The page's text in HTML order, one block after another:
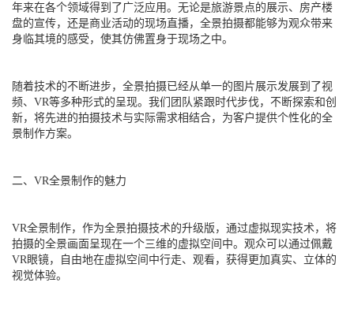
年来在各个领域得到了广泛应用。无论是旅游景点的展示、房产楼
盘的宣传，还是商业活动的现场直播，全景拍摄都能够为观众带来
身临其境的感受，使其仿佛置身于现场之中。
随着技术的不断进步，全景拍摄已经从单一的图片展示发展到了视
频、VR等多种形式的呈现。我们团队紧跟时代步伐，不断探索和创
新，将先进的拍摄技术与实际需求相结合，为客户提供个性化的全
景制作方案。
二、VR全景制作的魅力
VR全景制作，作为全景拍摄技术的升级版，通过虚拟现实技术，将
拍摄的全景画面呈现在一个三维的虚拟空间中。观众可以通过佩戴
VR眼镜，自由地在虚拟空间中行走、观看，获得更加真实、立体的
视觉体验。